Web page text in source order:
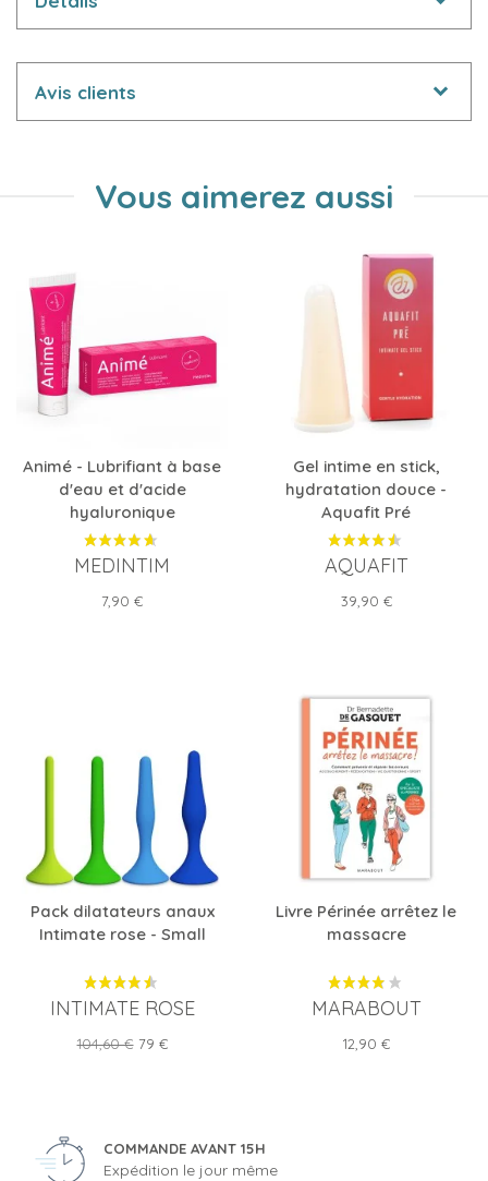
Avis clients
Vous aimerez aussi
Animé - Lubrifiant à base
d'eau et d'acide
hyaluronique
MEDINTIM
Prix
7,90 €
Gel intime en stick,
hydratation douce -
Aquafit Pré
AQUAFIT
Prix
39,90 €
Pack dilatateurs anaux
Intimate rose - Small
INTIMATE ROSE
Prix
104,60 € Prix
79 €
Livre Périnée arrêtez le
massacre
MARABOUT
Prix
12,90 €
COMMANDE AVANT 15H
Expédition le jour même